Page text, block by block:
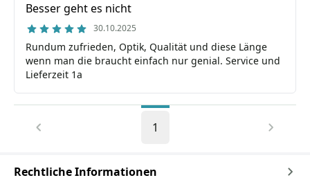
Besser geht es nicht
30.10.2025
Rundum zufrieden, Optik, Qualität und diese Länge
wenn man die braucht einfach nur genial. Service und
Lieferzeit 1a
1
Rechtliche Informationen